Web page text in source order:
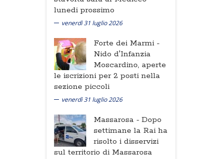
lunedi prossimo
venerdì 31 luglio 2026
Forte dei Marmi -
Nido d'Infanzia
Moscardino, aperte
le iscrizioni per 2 posti nella
sezione piccoli
venerdì 31 luglio 2026
Massarosa - Dopo
settimane la Rai ha
risolto i disservizi
sul territorio di Massarosa